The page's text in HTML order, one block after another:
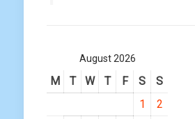
August 2026
M T W T F S
S
1
2